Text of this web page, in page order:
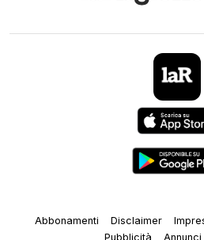
Abbonamenti Disclaimer
Pubblicità